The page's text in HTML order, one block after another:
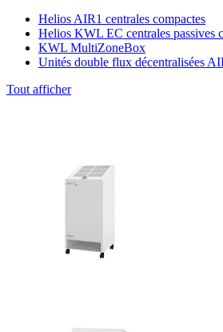
Helios AIR1 centrales compactes
Helios KWL EC centrales passives
KWL MultiZoneBox
Unités double flux décentralisées
Tout afficher